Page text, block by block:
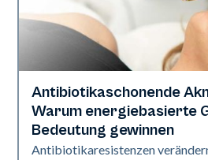
Gesundheit der Haut
Antibiotikaschonende
Warum energiebasierte
Bedeutung gewinnen
Antibiotikaresistenzen